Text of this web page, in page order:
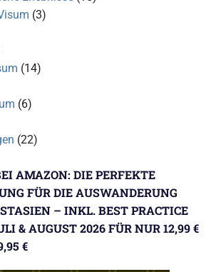
(3)
(14)
(6)
(22)
AMAZON: DIE PERFEKTE
FÜR DIE AUSWANDERUNG
– INKL. BEST PRACTICE
& AUGUST 2026 FÜR NUR 12,99 €
€